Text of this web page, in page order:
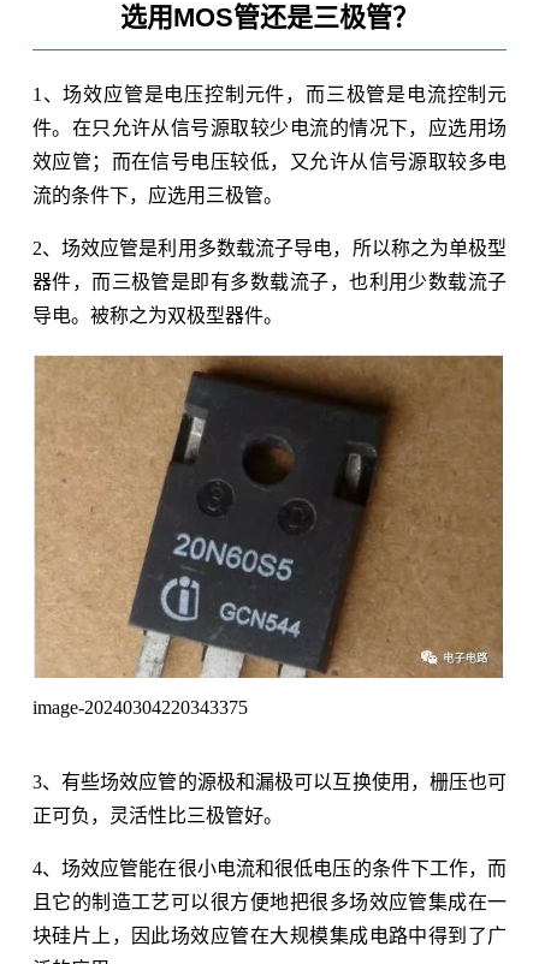
选用MOS管还是三极管？
1、场效应管是电压控制元件，而三极管是电流控制元
件。在只允许从信号源取较少电流的情况下，应选用场
效应管；而在信号电压较低，又允许从信号源取较多电
流的条件下，应选用三极管。
2、场效应管是利用多数载流子导电，所以称之为单极型
器件，而三极管是即有多数载流子，也利用少数载流子
导电。被称之为双极型器件。
image-20240304220343375
3、有些场效应管的源极和漏极可以互换使用，栅压也可
正可负，灵活性比三极管好。
4、场效应管能在很小电流和很低电压的条件下工作，而
且它的制造工艺可以很方便地把很多场效应管集成在一
块硅片上，因此场效应管在大规模集成电路中得到了广